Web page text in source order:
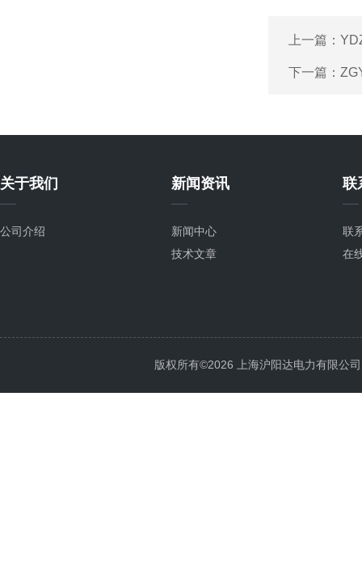
上一篇：
下一篇：
关于我们
公司介绍
新闻资讯
新闻中心
技术文章
联
联
在
版权所有©2026 上海沪阳达电力有限公